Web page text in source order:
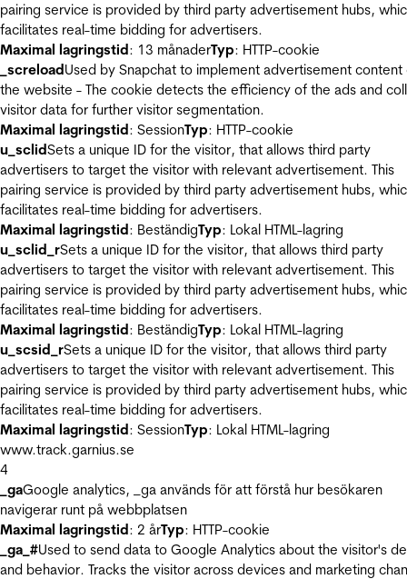
pairing service is provided by third party advertisement hubs,
facilitates real-time bidding for advertisers.
Maximal lagringstid: 13 månaderTyp: HTTP-cookie
_screloadUsed by Snapchat to implement advertisement content
the website - The cookie detects the efficiency of the ads and
visitor data for further visitor segmentation.
Maximal lagringstid: SessionTyp: HTTP-cookie
u_sclidSets a unique ID for the visitor, that allows third party
advertisers to target the visitor with relevant advertisement. This
pairing service is provided by third party advertisement hubs,
facilitates real-time bidding for advertisers.
Maximal lagringstid: BeständigTyp: Lokal HTML-lagring
u_sclid_rSets a unique ID for the visitor, that allows third party
advertisers to target the visitor with relevant advertisement. This
pairing service is provided by third party advertisement hubs,
facilitates real-time bidding for advertisers.
Maximal lagringstid: BeständigTyp: Lokal HTML-lagring
u_scsid_rSets a unique ID for the visitor, that allows third party
advertisers to target the visitor with relevant advertisement. This
pairing service is provided by third party advertisement hubs,
facilitates real-time bidding for advertisers.
Maximal lagringstid: SessionTyp: Lokal HTML-lagring
www.track.garnius.se
4
_gaGoogle analytics, _ga används för att förstå hur besökaren
navigerar runt på webbplatsen
Maximal lagringstid: 2 årTyp: HTTP-cookie
_ga_#Used to send data to Google Analytics about the visitor's
and behavior. Tracks the visitor across devices and marketing